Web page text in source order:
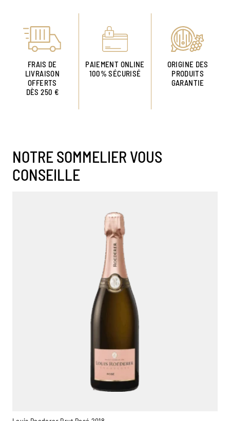
FRAIS DE
LIVRAISON
OFFERTS
DÈS 250 €
PAIEMENT ONLINE
100% SÉCURISÉ
ORIGINE DES
PRODUITS
GARANTIE
NOTRE SOMMELIER VOUS
CONSEILLE